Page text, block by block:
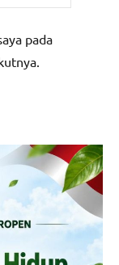
pada